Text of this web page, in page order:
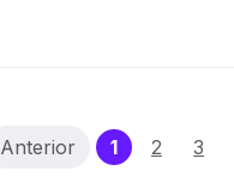
Anterior 1(current)
2 3